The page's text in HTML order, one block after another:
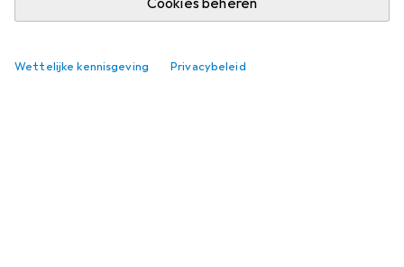
Cookies beheren
Wettelijke kennisgeving Privacybeleid